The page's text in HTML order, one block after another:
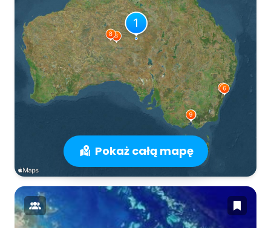
Pokaż całą mapę